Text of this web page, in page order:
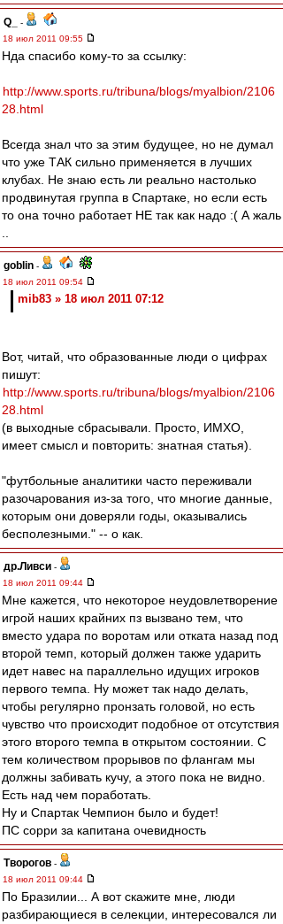
Q_
-
18 июл 2011 09:55
Нда спасибо кому-то за ссылку:
http://www.sports.ru/tribuna/blogs/myalbion/2106
28.html
Всегда знал что за этим будущее, но не думал
что уже ТАК сильно применяется в лучших
клубах. Не знаю есть ли реально настолько
продвинутая группа в Спартаке, но если есть
то она точно работает НЕ так как надо :( А жаль
goblin -
18 июл 2011 09:54
mib83 » 18 июл 2011 07:12
Вот, читай, что образованные люди о цифрах
пишут:
http://www.sports.ru/tribuna/blogs/myalbion/2106
28.html
(в выходные сбрасывали. Просто, ИМХО,
имеет смысл и повторить: знатная статья).
"футбольные аналитики часто переживали
разочарования из-за того, что многие данные,
которым они доверяли годы, оказывались
бесполезными." -- о как.
др.Ливси -
18 июл 2011 09:44
Мне кажется, что некоторое неудовлетворение
игрой наших крайних пз вызвано тем, что
вместо удара по воротам или отката назад под
второй темп, который должен также ударить
идет навес на параллельно идущих игроков
первого темпа. Ну может так надо делать,
чтобы регулярно пронзать головой, но есть
чувство что происходит подобное от отсутствия
этого второго темпа в открытом состоянии. С
тем количеством прорывов по флангам мы
должны забивать кучу, а этого пока не видно.
Есть над чем поработать.
Ну и Спартак Чемпион было и будет!
ПС сорри за капитана очевидность
Творогов -
18 июл 2011 09:44
По Бразилии... А вот скажите мне, люди
разбирающиеся в селекции, интересовался ли